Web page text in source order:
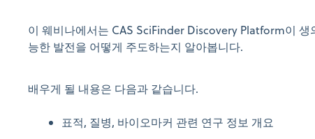
이 웨비나에서는 CAS SciFinder Discovery Platform이 생
능한 발전을 어떻게 주도하는지 알아봅니다.
배우게 될 내용은 다음과 같습니다.
표적, 질병, 바이오마커 관련 연구 정보 개요